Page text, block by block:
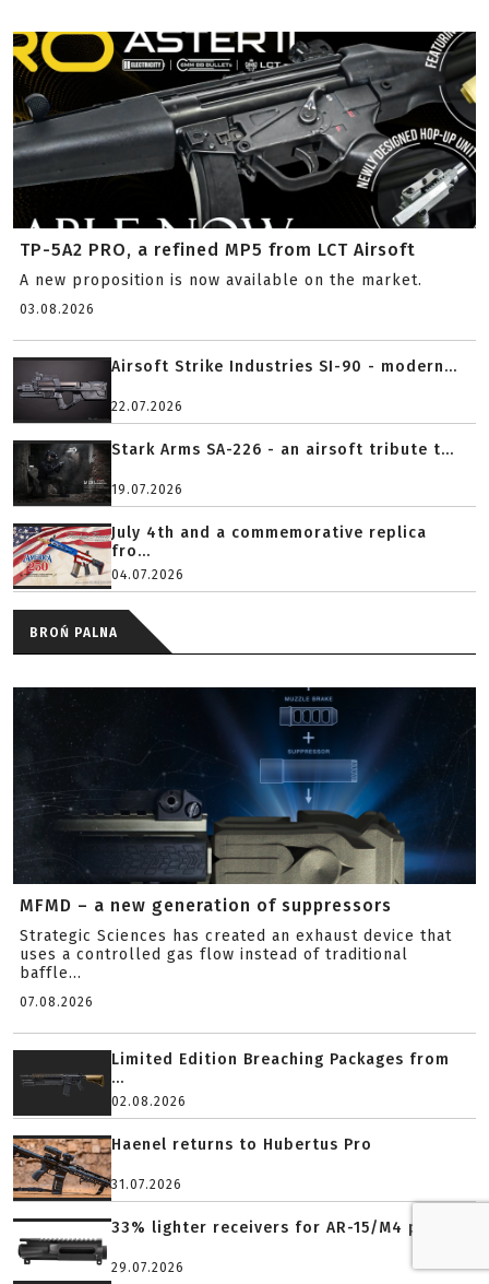
TP-5A2 PRO, a refined MP5 from LCT Airsoft
A new proposition is now available on the market.
03.08.2026
Airsoft Strike Industries SI-90 - modern...
22.07.2026
Stark Arms SA-226 - an airsoft tribute t...
19.07.2026
July 4th and a commemorative replica
fro...
04.07.2026
BROŃ PALNA
MFMD – a new generation of suppressors
Strategic Sciences has created an exhaust device that
uses a controlled gas flow instead of traditional
baffle...
07.08.2026
Limited Edition Breaching Packages from
...
02.08.2026
Haenel returns to Hubertus Pro
31.07.2026
33% lighter receivers for AR-15/M4 platf...
29.07.2026